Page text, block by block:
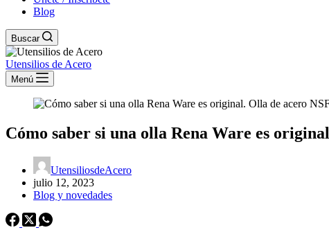
Blog
Buscar
Utensilios de Acero
Menú
Cómo saber si una olla Rena Ware es original
UtensiliosdeAcero
julio 12, 2023
Blog y novedades